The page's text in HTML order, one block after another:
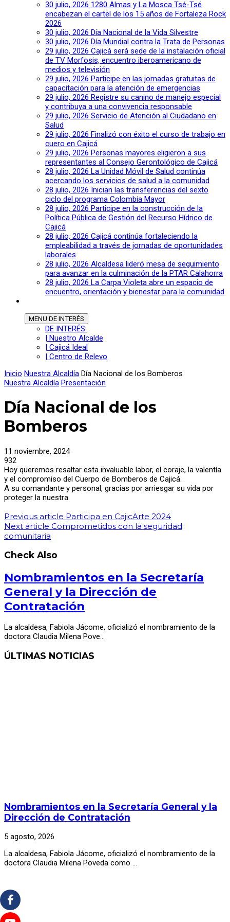
30 julio, 2026 1280 Almas y La Mosca Tsé-Tsé
encabezan el cartel de los 15 años de Fortaleza Rock
2026
30 julio, 2026 Día Nacional de la Vida Silvestre
30 julio, 2026 Día Mundial contra la Trata de Personas
29 julio, 2026 Cajicá será sede de la instalación oficial
de TV Morfosis, encuentro iberoamericano de
medios y televisión
29 julio, 2026 Participe en las jornadas gratuitas de
capacitación para la atención de emergencias
29 julio, 2026 Registre su canino de manejo especial
y contribuya a una convivencia responsable
29 julio, 2026 Servicio de Atención al Ciudadano en
Salud
29 julio, 2026 Finalizó con éxito el curso de trabajo en
cuero en Cajicá
29 julio, 2026 Personas mayores eligieron a sus
representantes al Consejo Gerontológico de Cajicá
28 julio, 2026 La Unidad Móvil de Salud continúa
acercando los servicios de salud a la comunidad
28 julio, 2026 Inician las transferencias del sexto
ciclo del programa Colombia Mayor
28 julio, 2026 Participe en la construcción de la
Política Pública de Gestión del Recurso Hídrico de
Cajicá
28 julio, 2026 Cajicá continúa fortaleciendo la
empleabilidad a través de jornadas de oportunidades
laborales
28 julio, 2026 Alcaldesa lideró mesa de seguimiento
para avanzar en la culminación de la PTAR Calahorra
28 julio, 2026 La Carpa Violeta abre un espacio de
encuentro, orientación y bienestar para la comunidad
MENU DE INTERÉS
DE INTERÉS:
| Nuestro Alcalde
| Cajicá Ideal
| Centro de Relevo
Inicio Nuestra Alcaldía Día Nacional de los Bomberos
Nuestra Alcaldía Presentación
Día Nacional de los
Bomberos
11 noviembre, 2024
932
Hoy queremos resaltar esta invaluable labor, el coraje, la valentía
y el compromiso del Cuerpo de Bomberos de Cajicá.
A su comandante y personal, gracias por arriesgar su vida por
proteger la nuestra.
Previous article Participa en CajicArte 2024
Next article Comprometidos con la seguridad
comunitaria
Check Also
Nombramientos en la Secretaría
General y la Dirección de
Contratación
La alcaldesa, Fabiola Jácome, oficializó el nombramiento de la
doctora Claudia Milena Pove…
ÚLTIMAS NOTICIAS
Nombramientos en la Secretaría General y la
Dirección de Contratación
5 agosto, 2026
La alcaldesa, Fabiola Jácome, oficializó el nombramiento de la
doctora Claudia Milena Poveda como …